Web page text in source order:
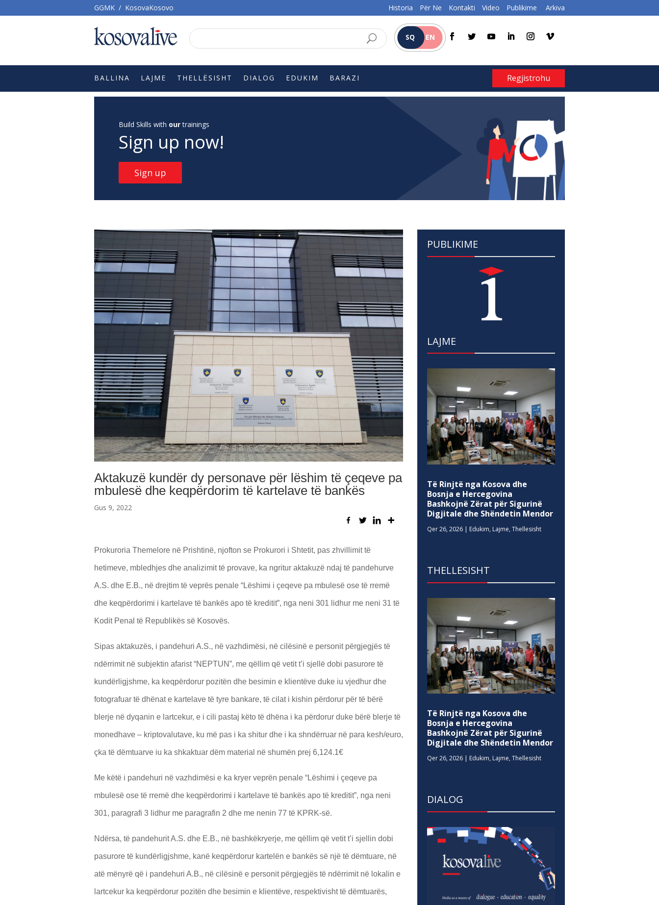
GGMK / KosovaKosovo Historia Për Ne Kontakti Video Publikime Arkiva
SQ EN
BALLINA LAJME THELLËSISHT DIALOG EDUKIM BARAZI Regjistrohu
Build Skills with ourtrainings
Sign up now!
Sign up
Aktakuzë kundër dy personave për lëshim të çeqeve pa
mbulesë dhe keqpërdorim të kartelave të bankës
Gus 9, 2022
Prokuroria Themelore në Prishtinë, njofton se Prokurori i Shtetit, pas zhvillimit të
hetimeve, mbledhjes dhe analizimit të provave, ka ngritur aktakuzë ndaj të pandehurve
A.S. dhe E.B., në drejtim të veprës penale “Lëshimi i çeqeve pa mbulesë ose të rremë
dhe keqpërdorimi i kartelave të bankës apo të kreditit”, nga neni 301 lidhur me neni 31 të
Kodit Penal të Republikës së Kosovës.
Sipas aktakuzës, i pandehuri A.S., në vazhdimësi, në cilësinë e personit përgjegjës të
ndërrimit në subjektin afarist “NEPTUN”, me qëllim që vetit t’i sjellë dobi pasurore të
kundërligjshme, ka keqpërdorur pozitën dhe besimin e klientëve duke iu vjedhur dhe
fotografuar të dhënat e kartelave të tyre bankare, të cilat i kishin përdorur për të bërë
blerje në dyqanin e lartcekur, e i cili pastaj këto të dhëna i ka përdorur duke bërë blerje të
monedhave – kriptovalutave, ku më pas i ka shitur dhe i ka shndërruar në para kesh/euro,
çka të dëmtuarve iu ka shkaktuar dëm material në shumën prej 6,124.1€
Me këtë i pandehuri në vazhdimësi e ka kryer veprën penale “Lëshimi i çeqeve pa
mbulesë ose të rremë dhe keqpërdorimi i kartelave të bankës apo të kreditit”, nga neni
301, paragrafi 3 lidhur me paragrafin 2 dhe me nenin 77 të KPRK-së.
Ndërsa, të pandehurit A.S. dhe E.B., në bashkëkryerje, me qëllim që vetit t’i sjellin dobi
pasurore të kundërligjshme, kanë keqpërdorur kartelën e bankës së një të dëmtuare, në
atë mënyrë që i pandehuri A.B., në cilësinë e personit përgjegjës të ndërrimit në lokalin e
lartcekur ka keqpërdorur pozitën dhe besimin e klientëve, respektivisht të dëmtuarës,
PUBLIKIME
LAJME
Të Rinjtë nga Kosova dhe
Bosnja e Hercegovina
Bashkojnë Zërat për Sigurinë
Digjitale dhe Shëndetin Mendor
Qer 26, 2026 | Edukim, Lajme,Thellesisht
THELLESISHT
Të Rinjtë nga Kosova dhe
Bosnja e Hercegovina
Bashkojnë Zërat për Sigurinë
Digjitale dhe Shëndetin Mendor
Qer 26, 2026 | Edukim, Lajme,Thellesisht
DIALOG